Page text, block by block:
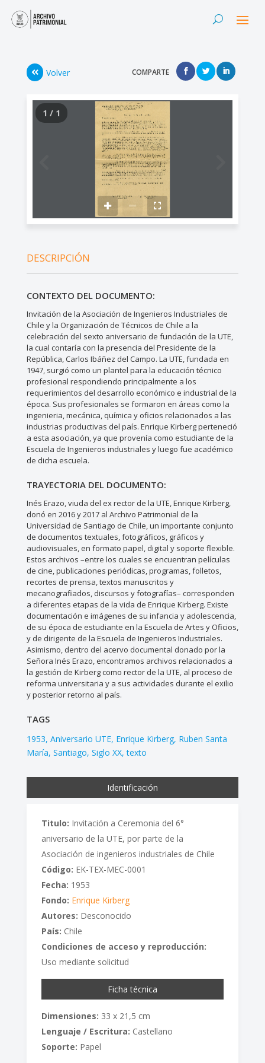
Volver COMPARTE
1 / 1
DESCRIPCIÓN
CONTEXTO DEL DOCUMENTO:
Invitación de la Asociación de Ingenieros Industriales de
Chile y la Organización de Técnicos de Chile a la
celebración del sexto aniversario de fundación de la UTE,
la cual contaría con la presencia del Presidente de la
República, Carlos Ibáñez del Campo. La UTE, fundada en
1947, surgió como un plantel para la educación técnico
profesional respondiendo principalmente a los
requerimientos del desarrollo económico e industrial de la
época. Sus profesionales se formaron en áreas como la
ingenieria, mecánica, química y oficios relacionados a las
industrias productivas del país. Enrique Kirberg perteneció
a esta asociación, ya que provenía como estudiante de la
Escuela de Ingenieros industriales y luego fue académico
de dicha escuela.
TRAYECTORIA DEL DOCUMENTO:
Inés Erazo, viuda del ex rector de la UTE, Enrique Kirberg,
donó en 2016 y 2017 al Archivo Patrimonial de la
Universidad de Santiago de Chile, un importante conjunto
de documentos textuales, fotográficos, gráficos y
audiovisuales, en formato papel, digital y soporte flexible.
Estos archivos –entre los cuales se encuentran películas
de cine, publicaciones periódicas, programas, folletos,
recortes de prensa, textos manuscritos y
mecanografiados, discursos y fotografías– corresponden
a diferentes etapas de la vida de Enrique Kirberg. Existe
documentación e imágenes de su infancia y adolescencia,
de su época de estudiante en la Escuela de Artes y Oficios,
y de dirigente de la Escuela de Ingenieros Industriales.
Asimismo, dentro del acervo documental donado por la
Señora Inés Erazo, encontramos archivos relacionados a
la gestión de Kirberg como rector de la UTE, al proceso de
reforma universitaria y a sus actividades durante el exilio
y posterior retorno al país.
TAGS
1953 Aniversario UTE Enrique Kirberg Ruben Santa
María Santiago Siglo XX texto
Identificación
Titulo: Invitación a Ceremonia del 6°
aniversario de la UTE, por parte de la
Asociación de ingenieros industriales de Chile
Código: EK-TEX-MEC-0001
Fecha: 1953
Fondo: Enrique Kirberg
Autores: Desconocido
País: Chile
Condiciones de acceso y reproducción:
Uso mediante solicitud
Ficha técnica
Dimensiones: 33 x 21,5 cm
Lenguaje / Escritura: Castellano
Soporte: Papel